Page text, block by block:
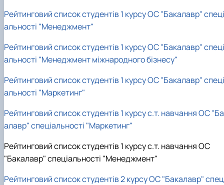
Рейтинговий список студентів 1 курсу ОС "Бакалавр" спеці
альності "Менеджмент"
Рейтинговий список студентів 1 курсу ОС "Бакалавр" спеці
альності "Менеджмент міжнародного бізнесу"
Рейтинговий список студентів 1 курсу ОС "Бакалавр" спеці
альності "Маркетинг"
Рейтинговий список студентів 1 курсу с.т. навчання ОС
алавр" спеціальності "Маркетинг"
Рейтинговий список студентів 1 курсу с.т. навчання ОС
"Бакалавр" спеціальності "Менеджмент"
Рейтинговий список студентів 2 курсу ОС "Бакалавр"